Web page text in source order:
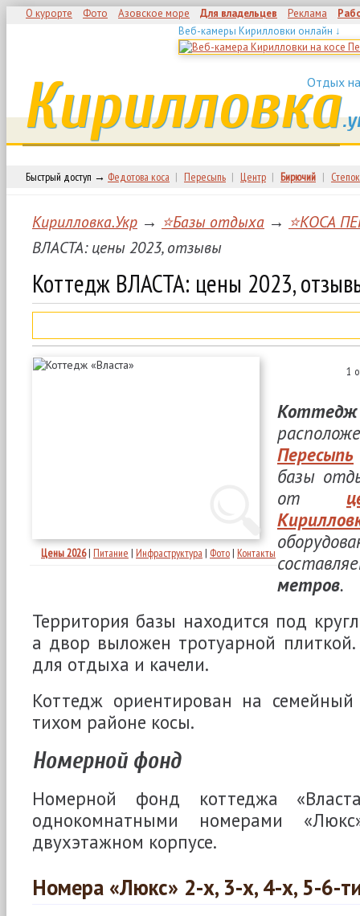
О курорте Фото Азовское море Для владельцев Реклама
Веб-камеры Кирилловки онлайн ↓
Отдых
Кирилловка
Быстрый доступ → Федотова коса | Пересыпь | Центр | Бирючий | Степок
Кирилловка.Укр → ⭐Базы отдыха → ⭐КОСА
ВЛАСТА: цены 2023, отзывы
Коттедж ВЛАСТА: цены 2023,
Цены 2026| Питание | Инфраструктура | Фото | Контакты
1
Пересыпь
базы
от
метров.
Территория базы находится под
а двор выложен тротуарной плиткой.
для отдыха и качели.
Коттедж ориентирован на
тихом районе косы.
Номерной фонд
Номерной фонд коттеджа
однокомнатными номерами
двухэтажном корпусе.
Номера «Люкс» 2-х, 3-х, 4-х, 5-6-